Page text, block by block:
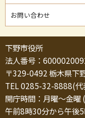
お問い合わせ
下野市役所
法人番号：
〒329-0492 栃木県下
TEL 0285-32-8888(
開庁時間：月曜～金曜
午前8時30分から午後